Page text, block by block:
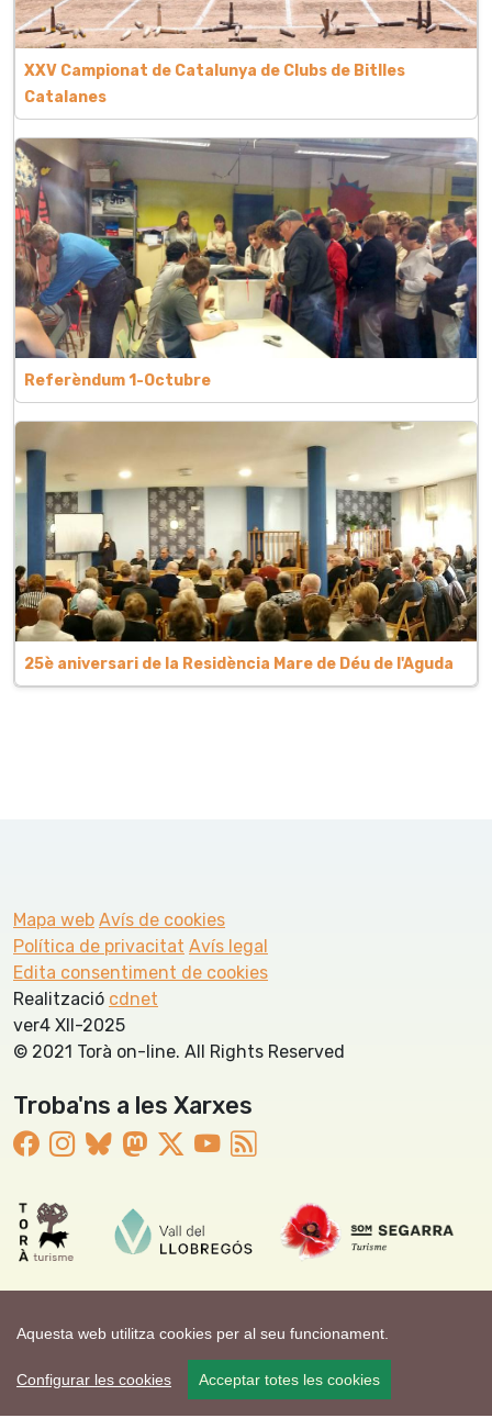
Aquesta web utilitza cookies per al seu funcionament.
Configurar les cookies Acceptar totes les cookies
XXV Campionat de Catalunya de Clubs de Bitlles
Catalanes
Referèndum 1-Octubre
25è aniversari de la Residència Mare de Déu de l'Aguda
Mapa web Avís de cookies
Política de privacitat Avís legal
Edita consentiment de cookies
Realització cdnet
ver4 XII-2025
© 2021 Torà on-line. All Rights Reserved
Troba'ns a les Xarxes